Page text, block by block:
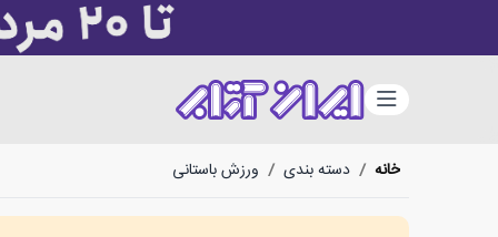
دسته‌بندی
خانه / دسته بندی / ورزش باستانی